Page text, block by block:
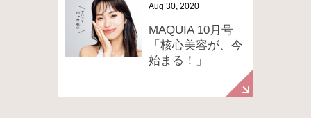
Aug 30, 2020
MAQUIA 10月号
「核心美容が、今
始まる！」